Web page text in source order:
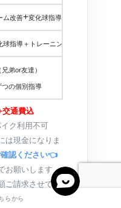
ム改善+変化球指導）
球指導＋トレーニング）
兄弟or友達）
の個別指導
通費込
ク利用不可
は現金になりま
認ください👈
お願いします
ご請求させてい
らから